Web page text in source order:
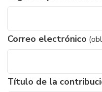
Correo electrónico
Título de la